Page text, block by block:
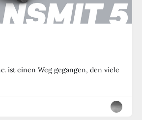
ist einen Weg gegangen, den viele